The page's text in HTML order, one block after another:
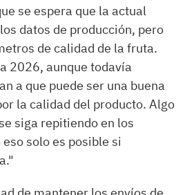
se espera que la actual
datos de producción, pero
de calidad de la fruta.
2026, aunque todavía
a que puede ser una buena
la calidad del producto. Algo
siga repitiendo en los
solo es posible si